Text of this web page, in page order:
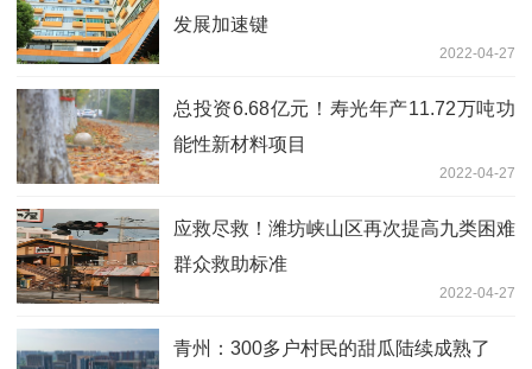
发展加速键
2022-04-27
总投资6.68亿元！寿光年产11.72万吨功
能性新材料项目
2022-04-27
应救尽救！潍坊峡山区再次提高九类困难
群众救助标准
2022-04-27
青州：300多户村民的甜瓜陆续成熟了